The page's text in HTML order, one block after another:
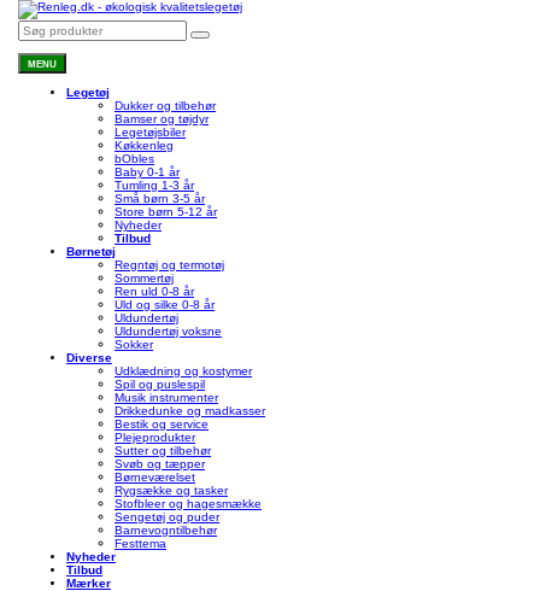
MENU
Legetøj
Dukker og tilbehør
Bamser og tøjdyr
Legetøjsbiler
Køkkenleg
bObles
Baby 0-1 år
Tumling 1-3 år
Små børn 3-5 år
Store børn 5-12 år
Nyheder
Tilbud
Børnetøj
Regntøj og termotøj
Sommertøj
Ren uld 0-8 år
Uld og silke 0-8 år
Uldundertøj
Uldundertøj voksne
Sokker
Diverse
Udklædning og kostymer
Spil og puslespil
Musik instrumenter
Drikkedunke og madkasser
Bestik og service
Plejeprodukter
Sutter og tilbehør
Svøb og tæpper
Børneværelset
Rygsække og tasker
Stofbleer og hagesmække
Sengetøj og puder
Barnevogntilbehør
Festtema
Nyheder
Tilbud
Mærker